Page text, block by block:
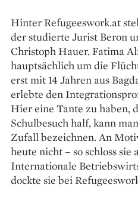
Hinter Refugeeswork.at
der studierte Jurist Beron
Christoph Hauer. Fatima
hauptsächlich um die
erst mit 14 Jahren aus
erlebte den
Hier eine Tante zu haben,
Schulbesuch half, kann
Zufall bezeichnen. An
heute nicht – so schloss
Internationale
dockte sie bei